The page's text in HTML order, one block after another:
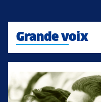
Grande voix